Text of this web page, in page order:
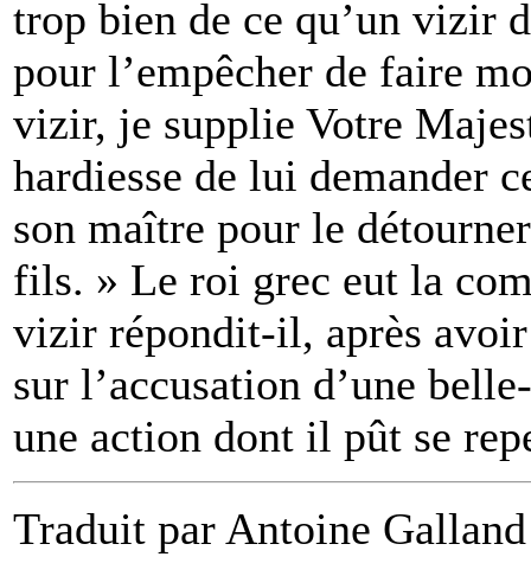
trop bien de ce qu’un vizir
pour l’empêcher de faire
vizir, je supplie Votre
hardiesse de lui demander
son maître pour le
fils. » Le roi grec eut la
vizir répondit-il, après
sur l’accusation d’une
une action dont il pût se
Traduit par Antoine